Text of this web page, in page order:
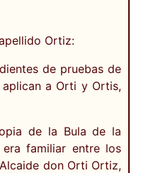
Ortiz:
de pruebas de
a Orti y Ortis,
de la Bula de la
familiar entre los
don Orti Ortiz,